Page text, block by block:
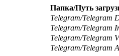
Папка/Путь
Telegram/Telegram
Telegram/Telegram
Telegram/Telegram
Telegram/Telegram